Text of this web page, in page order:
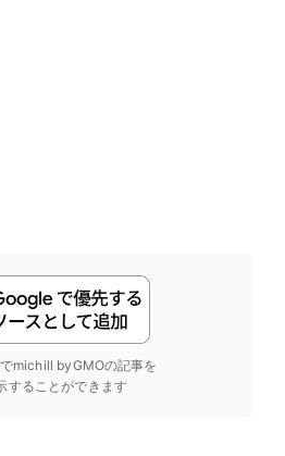
michill byGMOの記事を
することができます